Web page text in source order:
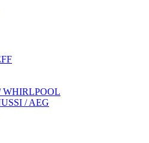
WHIRLPOOL
/ AEG